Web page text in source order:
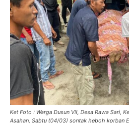
Ket Foto : Warga Dusun VII, Desa Rawa Sari,
Asahan, Sabtu (04/03) sontak heboh korban